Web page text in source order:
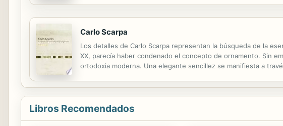
Carlo Scarpa
Los detalles de Carlo Scarpa representan la búsqueda de la
XX, parecía haber condenado el concepto de ornamento. Sin
ortodoxia moderna. Una elegante sencillez se manifiesta a
Libros Recomendados